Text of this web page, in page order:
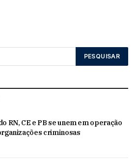
RN, CE e PB se unem em operação
criminosas